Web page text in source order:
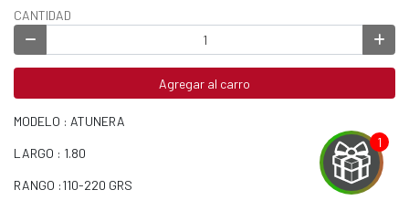
CANTIDAD
Agregar al carro
MODELO : ATUNERA
LARGO : 1.80
RANGO :110-220 GRS